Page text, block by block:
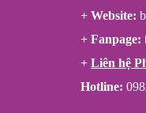
+ Website:
+ Fanpage:
+ Liên hệ
Hotline: